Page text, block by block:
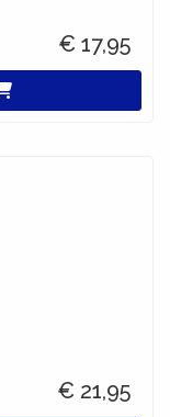
€ 17,95
€ 21,95